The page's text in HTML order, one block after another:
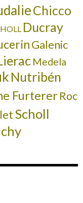
Chicco
Ducray
Galenic
Medela
Nutribén
FurtererRoc
Scholl